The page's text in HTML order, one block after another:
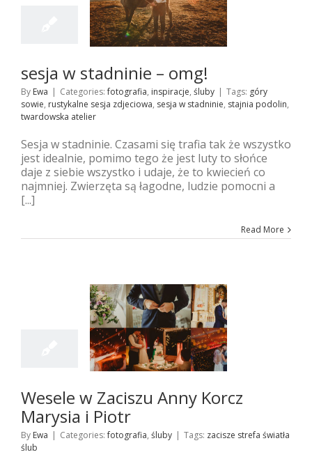
sesja w stadninie – omg!
By Ewa | Categories:fotografia, inspiracje, śluby | Tags: góry
sowie, rustykalne sesja zdjeciowa, sesja w stadninie, stajnia podolin,
twardowska atelier
Sesja w stadninie. Czasami się trafia tak że wszystko
jest idealnie, pomimo tego że jest luty to słońce
daje z siebie wszystko i udaje, że to kwiecień co
najmniej. Zwierzęta są łagodne, ludzie pomocni a
[...]
Read More
Wesele w Zaciszu Anny Korcz
Marysia i Piotr
By Ewa | Categories:fotografia, śluby | Tags: zacisze strefa światła
ślub